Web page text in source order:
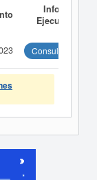
Informe
Ejecutivo
Consultar